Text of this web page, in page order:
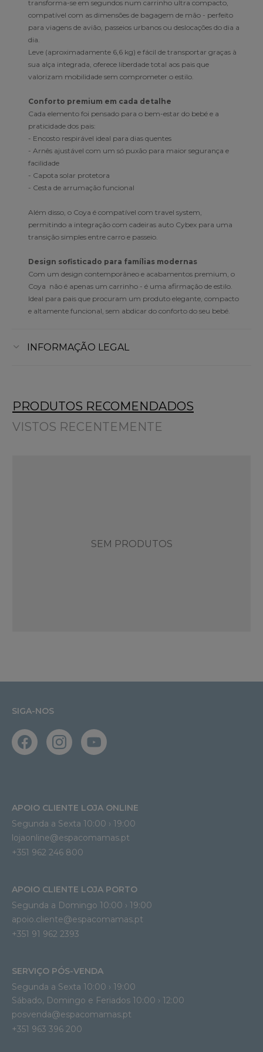
transforma-se em segundos num carrinho ultra compacto,
compatível com as dimensões de bagagem de mão - perfeito
para viagens de avião, passeios urbanos ou deslocações do dia a
dia.
Leve (aproximadamente 6,6 kg) e fácil de transportar graças à
sua alça integrada, oferece liberdade total aos pais que
valorizam mobilidade sem comprometer o estilo.
Conforto premium em cada detalhe
Cada elemento foi pensado para o bem-estar do bebé e a
praticidade dos pais:
- Encosto respirável ideal para dias quentes
- Arnês ajustável com um só puxão para maior segurança e
facilidade
- Capota solar protetora
- Cesta de arrumação funcional
Além disso, o Coya é compatível com travel system,
permitindo a integração com cadeiras auto Cybex para uma
transição simples entre carro e passeio.
Design sofisticado para famílias modernas
Com um design contemporâneo e acabamentos premium, o
Coya não é apenas um carrinho - é uma afirmação de estilo.
Ideal para pais que procuram um produto elegante, compacto
e altamente funcional, sem abdicar do conforto do seu bebé.
INFORMAÇÃO LEGAL
PRODUTOS RECOMENDADOS
VISTOS RECENTEMENTE
SEM PRODUTOS
SIGA-NOS
APOIO CLIENTE LOJA ONLINE
Segunda a Sexta 10:00 › 19:00
lojaonline@espacomamas.pt
+351 962 246 800
APOIO CLIENTE LOJA PORTO
Segunda a Domingo 10:00 › 19:00
apoio.cliente@espacomamas.pt
+351 91 962 2393
SERVIÇO PÓS-VENDA
Segunda a Sexta 10:00 › 19:00
Sábado, Domingo e Feriados 10:00 › 12:00
posvenda@espacomamas.pt
+351 963 396 200